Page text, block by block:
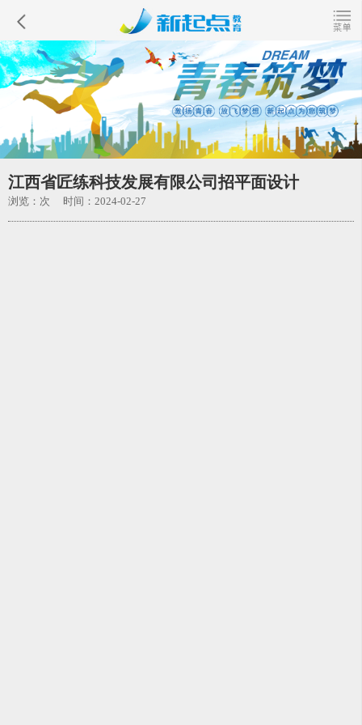
江西省匠练科技发展有限公司招平面设计
浏览： 次 时间：2024-02-27